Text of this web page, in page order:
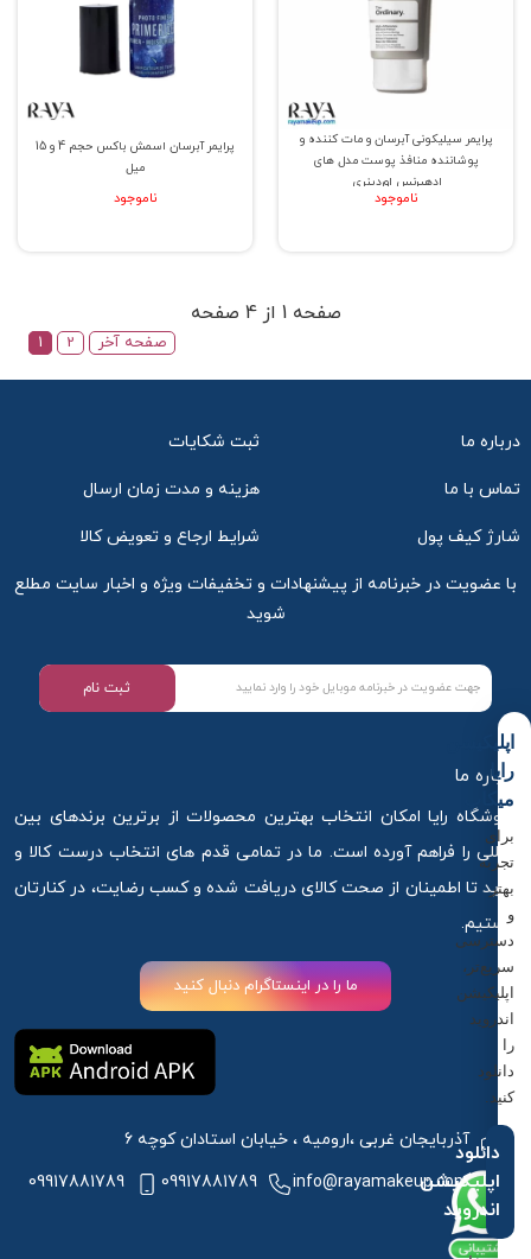
پرایمر سیلیکونی آبرسان و مات کننده و
پوشاننده منافذ پوست مدل های
ادهیرنس اوردینری
ناموجود
پرایمر آبرسان اسمش باکس حجم 4 و 15
میل
ناموجود
صفحه 1 از 4 صفحه
1 2 صفحه آخر
درباره ما ثبت شکایات
تماس با ما هزینه و مدت زمان ارسال
شارژ کیف پول شرایط ارجاع و تعویض کالا
با عضویت در خبرنامه از پیشنهادات و تخفیفات ویژه و اخبار سایت مطلع
شوید
ثبت نام
درباره ما
فروشگاه رایا امکان انتخاب بهترین محصولات از برترین برندهای بین
المللی را فراهم آورده است. ما در تمامی قدم های انتخاب درست کالا و
خرید تا اطمینان از صحت کالای دریافت شده و کسب رضایت، در کنارتان
هستیم.
ما را در اینستاگرام دنبال کنید
آذربایجان غربی ،ارومیه ، خیابان استادان کوچه 6
info@rayamakeup.com
09917881789
09917881789
اپلیکیشن
رایا
میکاپ
برای
تجربه
بهتر
و
دسترسی
سریع‌تر،
اپلیکیشن
اندروید
را
دانلود
کنید.
دانلود
اپلیکیشن
اندروید